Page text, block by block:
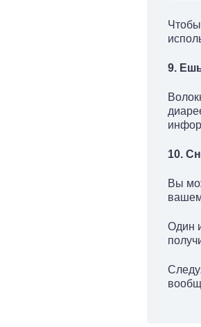
Чтобы
9.
10.
Вы
Один